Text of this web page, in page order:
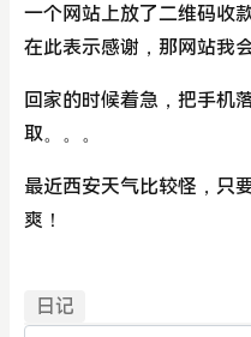
一个网站上放了二维码收
在此表示感谢，那网站我
回家的时候着急，把手机
取。。。
最近西安天气比较怪，只
爽！
日记